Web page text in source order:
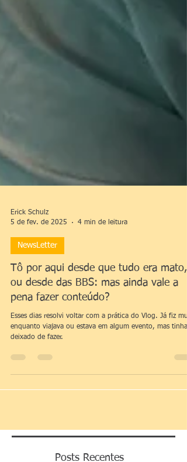
Erick Schulz
NewsLetter
Tô por aqui desde que tudo era mato,
ou desde das BBS: mas ainda vale a
pena fazer conteúdo?
enquanto viajava ou estava em algum evento, mas tinha